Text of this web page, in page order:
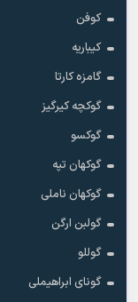
کوفن
کیباریه
گامزه کارتا
گوکچه کیرگیز
گوکسو
گوکهان تپه
گوکهان ناملی
گولبن ارگن
گوللو
گونای ابراهیملی